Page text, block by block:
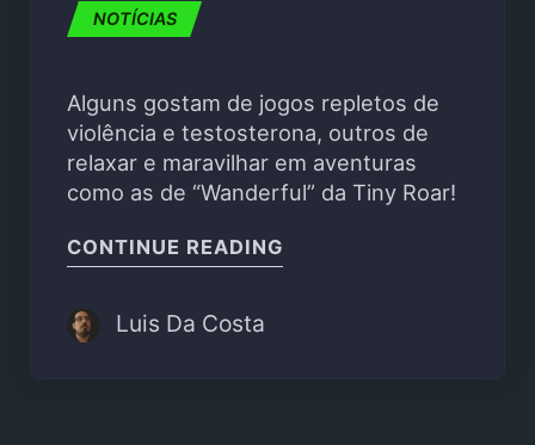
NOTÍCIAS
Alguns gostam de jogos repletos de
violência e testosterona, outros de
relaxar e maravilhar em aventuras
como as de “Wanderful” da Tiny Roar!
CONTINUE READING
Luis Da Costa